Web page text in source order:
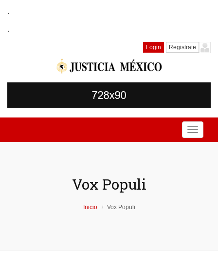
.
.
Login Registrate
Toggle
Vox Populi
Inicio Vox Populi